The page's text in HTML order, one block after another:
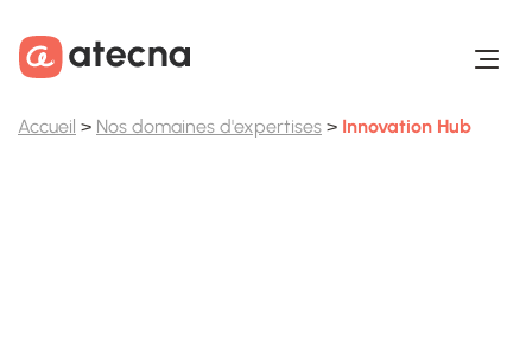
Accueil > Nos domaines d'expertises > Innovation Hub